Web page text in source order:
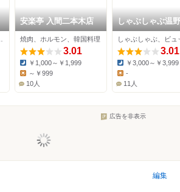
安楽亭 入間二本木店
焼肉、ホルモン、韓国料理
3.01
Dinner:
￥1,000～￥1,999
Lunch:
～￥999
10人
しゃぶしゃぶ温
狭山店
3.01
Dinner:
￥3,000～￥3,999
Lunch:
-
11人
広告を非表示
編集